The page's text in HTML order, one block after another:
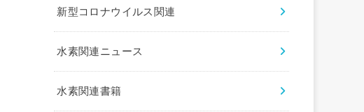
新型コロナウイルス関連
水素関連ニュース
水素関連書籍